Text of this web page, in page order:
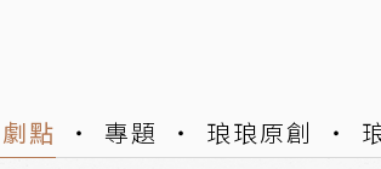
點 專題 琅琅原創